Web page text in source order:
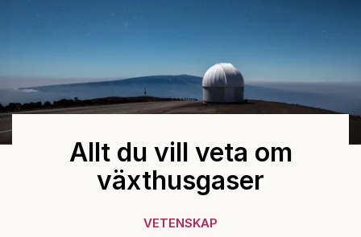
Allt du vill veta om
växthusgaser
VETENSKAP